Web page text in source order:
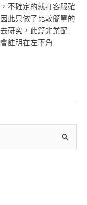
不確定的就打客服確
此只做了比較簡單的
研究，此篇非業配
註明在左下角